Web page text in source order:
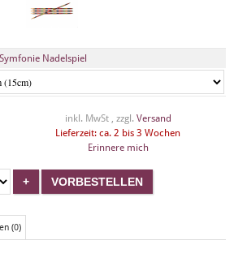
Nadelspiel
inkl. MwSt , zzgl. Versand
Lieferzeit: ca. 2 bis 3 Wochen
Erinnere mich
(0)